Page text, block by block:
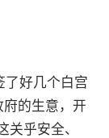
了好几个白宫
的生意，开
关乎安全、